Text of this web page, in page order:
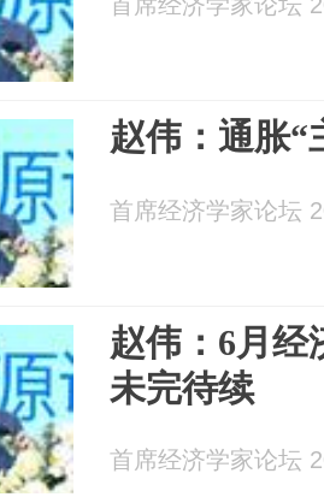
赵伟：通胀“
首席经济学家论坛
赵伟：6月
未完待续
首席经济学家论坛